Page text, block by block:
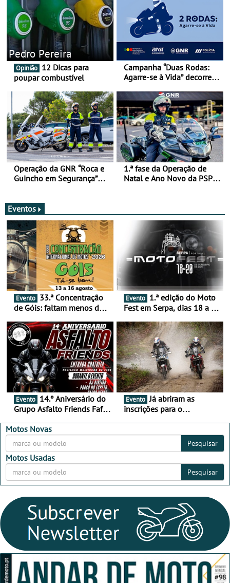
Pedro Pereira
Opinião
poupar combustível
Campanha “Duas Rodas:
Agarre-se à Vida” decorre
Operação da GNR “Roca e
Guincho em Segurança”
1.ª fase da Operação de
Natal e Ano Novo da PSP e
Eventos
Evento
de Góis: faltam menos de
16 de agosto
Evento
Fest em Serpa, dias 18 a 20
duas rodas invade o Baixo
Alentejo
Evento
Grupo Asfalto Friends Fafe,
2026
Evento Já abriram as
inscrições para o
Motos Novas
Pesquisar
Motos Usadas
Pesquisar